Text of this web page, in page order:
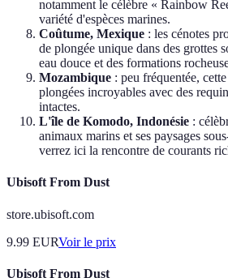
notamment le célèbre « Rainbow
variété d'espèces marines.
Coûtume, Mexique : les cénotes
de plongée unique dans des grottes
eau douce et des formations
Mozambique : peu fréquentée,
plongées incroyables avec des
intactes.
L'île de Komodo, Indonésie :
animaux marins et ses paysages
verrez ici la rencontre de courants
Ubisoft From Dust
store.ubisoft.com
9.99 EURVoir le prix
Ubisoft From Dust